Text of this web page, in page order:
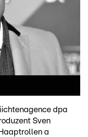
dpa
Sven
a